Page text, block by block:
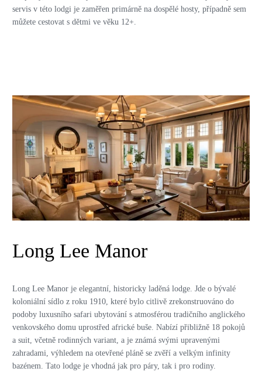
servis v této lodgi je zaměřen primárně na dospělé hosty, případně sem
můžete cestovat s dětmi ve věku 12+.
Long Lee Manor
Long Lee Manor je elegantní, historicky laděná lodge. Jde o bývalé
koloniální sídlo z roku 1910, které bylo citlivě zrekonstruováno do
podoby luxusního safari ubytování s atmosférou tradičního anglického
venkovského domu uprostřed africké buše. Nabízí přibližně 18 pokojů
a suit, včetně rodinných variant, a je známá svými upravenými
zahradami, výhledem na otevřené pláně se zvěří a velkým infinity
bazénem. Tato lodge je vhodná jak pro páry, tak i pro rodiny.